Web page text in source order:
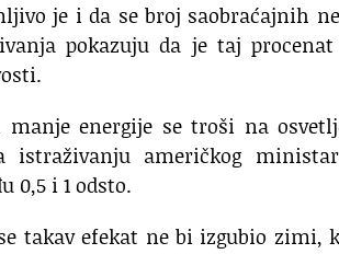
je i da se broj saobraćajnih
pokazuju da je taj
manje energije se troši na
istraživanju američkog
0,5 i 1 odsto.
takav efekat ne bi izgubio zimi,